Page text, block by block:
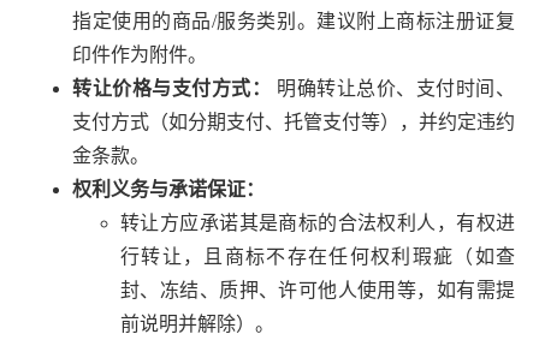
指定使用的商品/服务类别。建议附上商标注册证复
印件作为附件。
转让价格与支付方式：
明确转让总价、支付时间、
支付方式（如分期支付、托管支付等），并约定违约
金条款。
权利义务与承诺保证：
转让方应承诺其是商标的合法权利人，有权进
行转让，且商标不存在任何权利瑕疵（如查
封、冻结、质押、许可他人使用等，如有需提
前说明并解除）。